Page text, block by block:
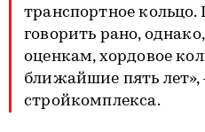
транспортное
говорить рано,
оценкам, хордовое
ближайшие пять
стройкомплекса.